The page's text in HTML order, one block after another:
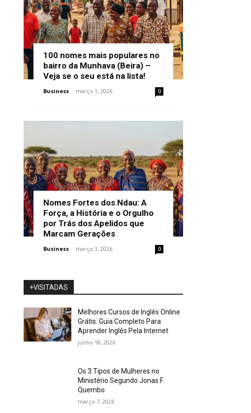
100 nomes mais populares no
bairro da Munhava (Beira) –
Veja se o seu está na lista!
Business - março 1, 2026 0
Nomes Fortes dos Ndau: A
Força, a História e o Orgulho
por Trás dos Apelidos que
Marcam Gerações
Business - março 3, 2026 0
+VISITADAS
Melhores Cursos de Inglês Online
Grátis: Guia Completo Para
Aprender Inglês Pela Internet
junho 18, 2026
Os 3 Tipos de Mulheres no
Ministério Segundo Jonas F.
Quembo
março 7, 2026